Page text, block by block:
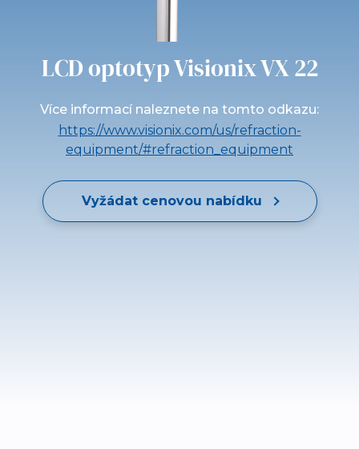
LCD optotyp Visionix VX 22
Více informací naleznete na tomto odkazu:
https://www.visionix.com/us/refraction-
equipment/#refraction_equipment
Vyžádat cenovou nabídku